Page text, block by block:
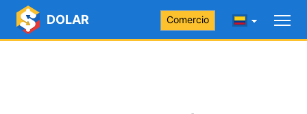
DOLAR Comercio